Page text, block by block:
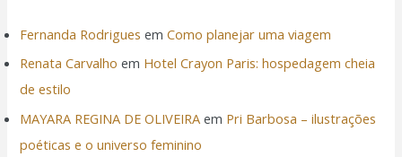
Fernanda Rodrigues emComo planejar uma viagem
Renata Carvalho em Hotel Crayon Paris: hospedagem cheia
de estilo
MAYARA REGINA DE OLIVEIRA em Pri Barbosa – ilustrações
poéticas e o universo feminino